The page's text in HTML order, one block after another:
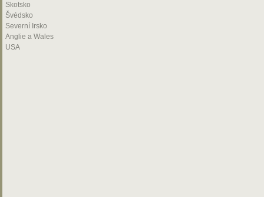
Skotsko
Švédsko
Severní Irsko
Anglie a Wales
USA